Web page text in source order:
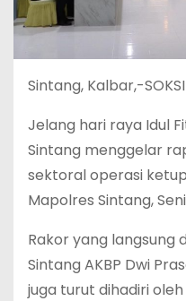
Sintang, Kalbar,-
Jelang hari raya Idul
Sintang menggelar
sektoral operasi
Mapolres Sintang,
Rakor yang langsung
Sintang AKBP Dwi
juga turut dihadiri